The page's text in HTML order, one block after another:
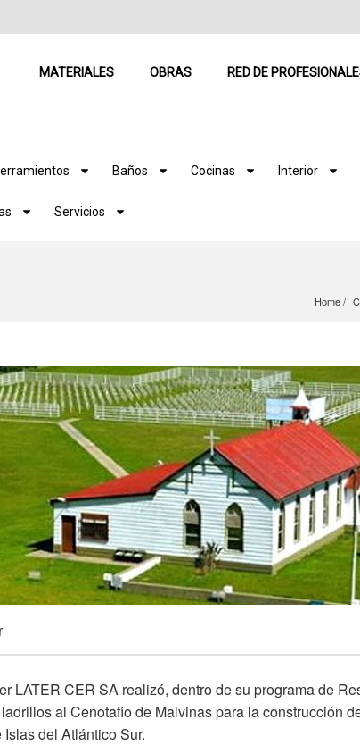
MATERIALES OBRAS RED DE
Baños Cocinas Interior
Servicios
Home
LATER CER SArealizó, dentro de su programa de
al Cenotafio de Malvinas para la construcción
del Atlántico Sur.